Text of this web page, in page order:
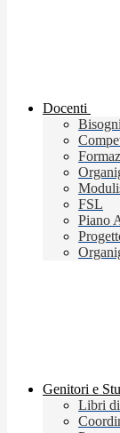
Docenti
FSL
Piano
Genitori e
Libri